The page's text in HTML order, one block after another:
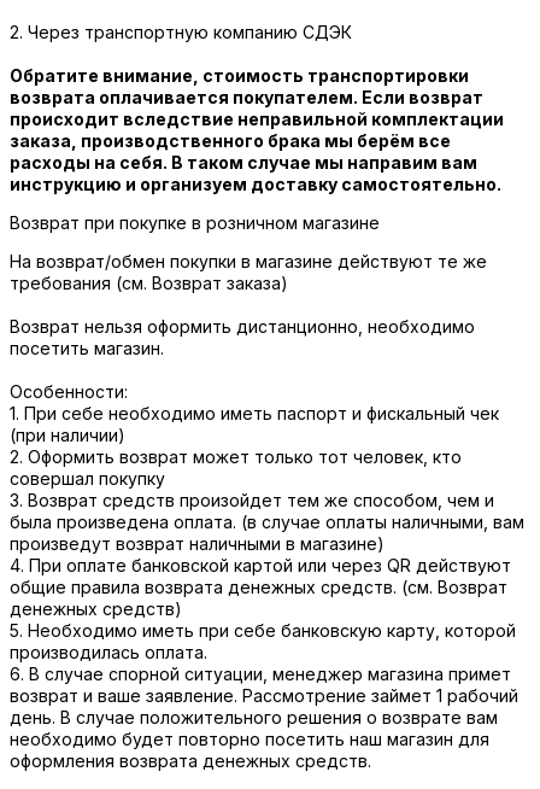
2. Через транспортную компанию СДЭК
Обратите внимание, стоимость транспортировки
возврата оплачивается покупателем. Если возврат
происходит вследствие неправильной комплектации
заказа, производственного брака мы берём все
расходы на себя. В таком случае мы направим вам
инструкцию и организуем доставку самостоятельно.
Возврат при покупке в розничном магазине
На возврат/обмен покупки в магазине действуют те же
требования (см. Возврат заказа)
Возврат нельзя оформить дистанционно, необходимо
посетить магазин.
Особенности:
1. При себе необходимо иметь паспорт и фискальный чек
(при наличии)
2. Оформить возврат может только тот человек, кто
совершал покупку
3. Возврат средств произойдет тем же способом, чем и
была произведена оплата. (в случае оплаты наличными, вам
произведут возврат наличными в магазине)
4. При оплате банковской картой или через QR действуют
общие правила возврата денежных средств. (см. Возврат
денежных средств)
5. Необходимо иметь при себе банковскую карту, которой
производилась оплата.
6. В случае спорной ситуации, менеджер магазина примет
возврат и ваше заявление. Рассмотрение займет 1 рабочий
день. В случае положительного решения о возврате вам
необходимо будет повторно посетить наш магазин для
оформления возврата денежных средств.